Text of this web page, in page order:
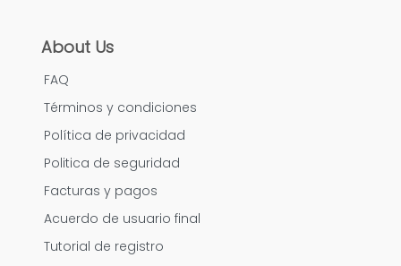
About Us
FAQ
Términos y condiciones
Política de privacidad
Politica de seguridad
Facturas y pagos
Acuerdo de usuario final
Tutorial de registro